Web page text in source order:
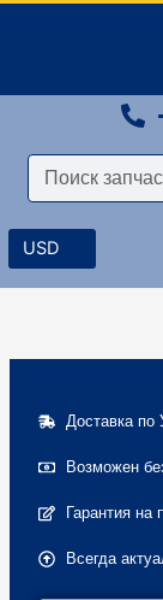
Поиск
Доставка по
Возможен
Гарантия на
Всегда